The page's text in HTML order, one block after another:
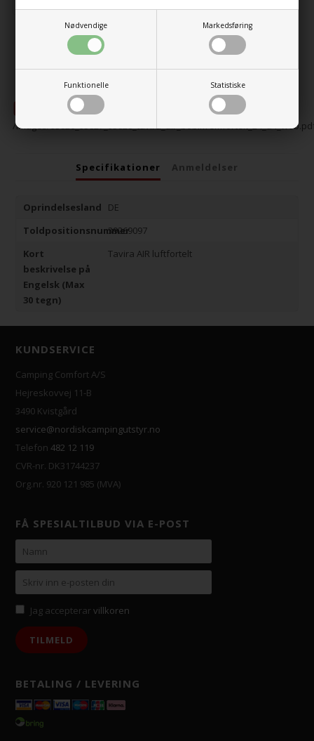
Nødvendige Markedsføring
Funktionelle Statistiske
+
/images/
Specifikationer Anmeldelser
Oprindelsesland
DE
Toldpositionsnummer
39269097
Kort
beskrivelse på
Engelsk (Max
30 tegn)
Tavira AIR luftfortelt
KUNDSERVICE
Camping Comfort A/S
Hejreskovvej 11-B
3490 Kvistgård
service@nordiskcampingutstyr.no
Telefon482 12 119
CVR-nr. DK31744237
Org.nr. 920 121 985 (MVA)
FÅ SPESIALTILBUD VIA E-POST
Jag accepterarvillkoren
BETALING / LEVERING